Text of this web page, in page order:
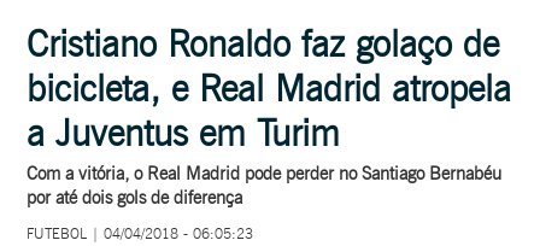
Cristiano Ronaldo faz golaço de
bicicleta, e Real Madrid atropela
a Juventus em Turim
Com a vitória, o Real Madrid pode perder no Santiago Bernabéu
por até dois gols de diferença
FUTEBOL | 04/04/2018 - 06:05:23